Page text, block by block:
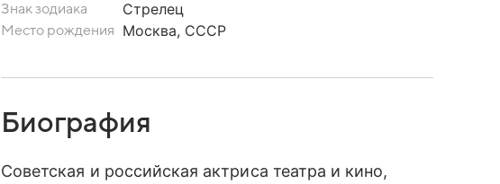
Знак зодиака Стрелец
Место рождения Москва, СССР
Биография
Советская и российская актриса театра и кино,